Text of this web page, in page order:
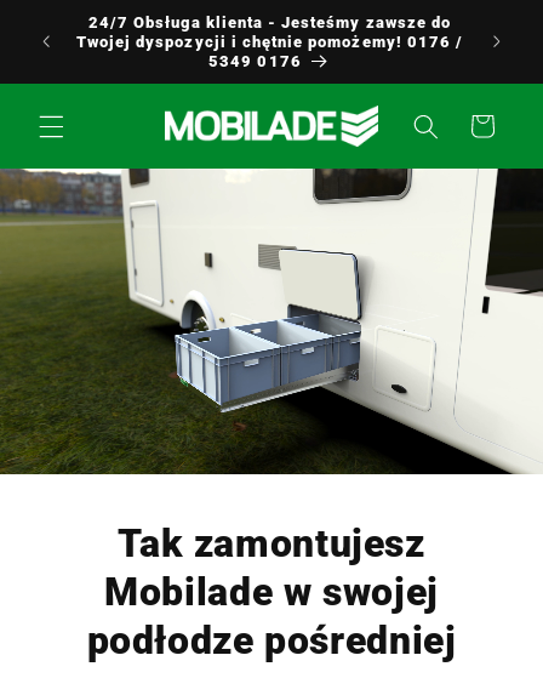
treści
24/7 Obsługa klienta - Jesteśmy zawsze do
Twojej dyspozycji i chętnie pomożemy! 0176 /
5349 0176
Koszyk
Tak zamontujesz
Mobilade w swojej
podłodze pośredniej